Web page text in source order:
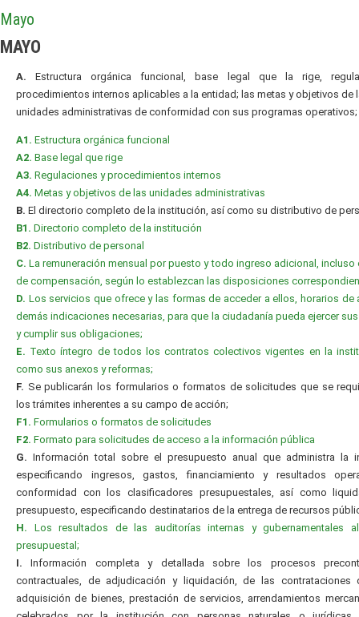
Mayo
MAYO
A. Estructura orgánica funcional, base legal que la rige,
procedimientos internos aplicables a la entidad; las metas y objetivos de
unidades administrativas de conformidad con sus programas operativos;
A1. Estructura orgánica funcional
A2. Base legal que rige
A3. Regulaciones y procedimientos internos
A4. Metas y objetivos de las unidades administrativas
B. El directorio completo de la institución, así como su distributivo de
B1. Directorio completo de la institución
B2. Distributivo de personal
C. La remuneración mensual por puesto y todo ingreso adicional, incluso
de compensación, según lo establezcan las disposiciones
D. Los servicios que ofrece y las formas de acceder a ellos, horarios de
demás indicaciones necesarias, para que la ciudadanía pueda ejercer
y cumplir sus obligaciones;
E. Texto íntegro de todos los contratos colectivos vigentes en la
como sus anexos y reformas;
F. Se publicarán los formularios o formatos de solicitudes que se
los trámites inherentes a su campo de acción;
F1. Formularios o formatos de solicitudes
F2. Formato para solicitudes de acceso a la información pública
G. Información total sobre el presupuesto anual que administra la
especificando ingresos, gastos, financiamiento y resultados
conformidad con los clasificadores presupuestales, así como
presupuesto, especificando destinatarios de la entrega de recursos
H. Los resultados de las auditorías internas y gubernamentales
presupuestal;
I. Información completa y detallada sobre los procesos
contractuales, de adjudicación y liquidación, de las contrataciones
adquisición de bienes, prestación de servicios, arrendamientos